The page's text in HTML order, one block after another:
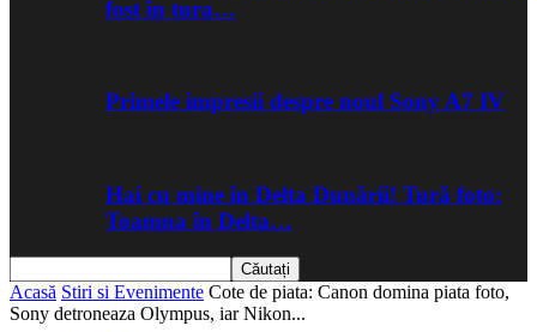
fost în tura…
Primele impresii despre noul Sony A7 IV
Hai cu mine în Delta Dunării! Tură foto:
Toamna în Delta…
Acasă Stiri si Evenimente Cote de piata: Canon domina piata foto,
Sony detroneaza Olympus, iar Nikon...